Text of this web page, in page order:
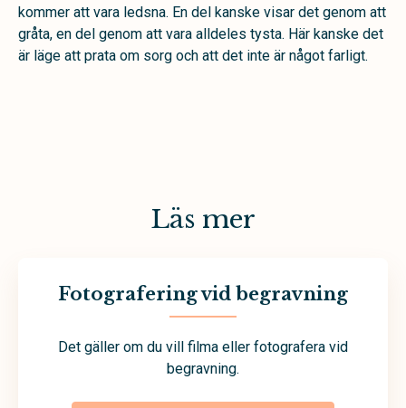
kommer att vara ledsna. En del kanske visar det genom att
gråta, en del genom att vara alldeles tysta. Här kanske det
är läge att prata om sorg och att det inte är något farligt.
Läs mer
Fotografering vid begravning
Det gäller om du vill filma eller fotografera vid
begravning.